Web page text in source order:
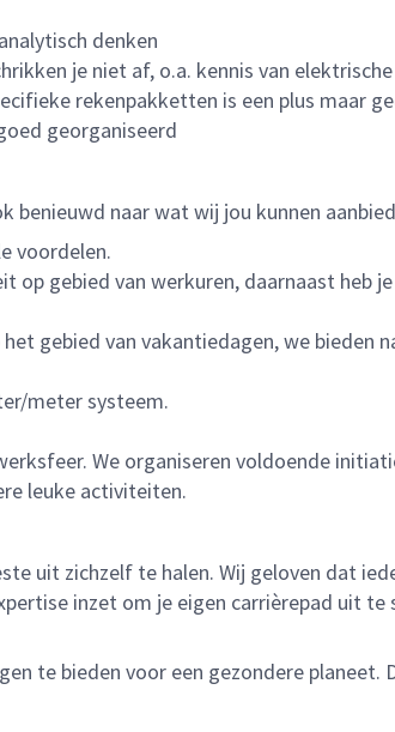
denken
je niet af, o.a. kennis van
rekenpakketten is een plus maar
georganiseerd
benieuwd naar wat wij jou kunnen
voordelen.
gebied van werkuren, daarnaast heb
gebied van vakantiedagen, we bieden
meter systeem.
We organiseren voldoende
leuke activiteiten.
uit zichzelf te halen. Wij geloven dat
inzet om je eigen carrièrepad uit
te bieden voor een gezondere